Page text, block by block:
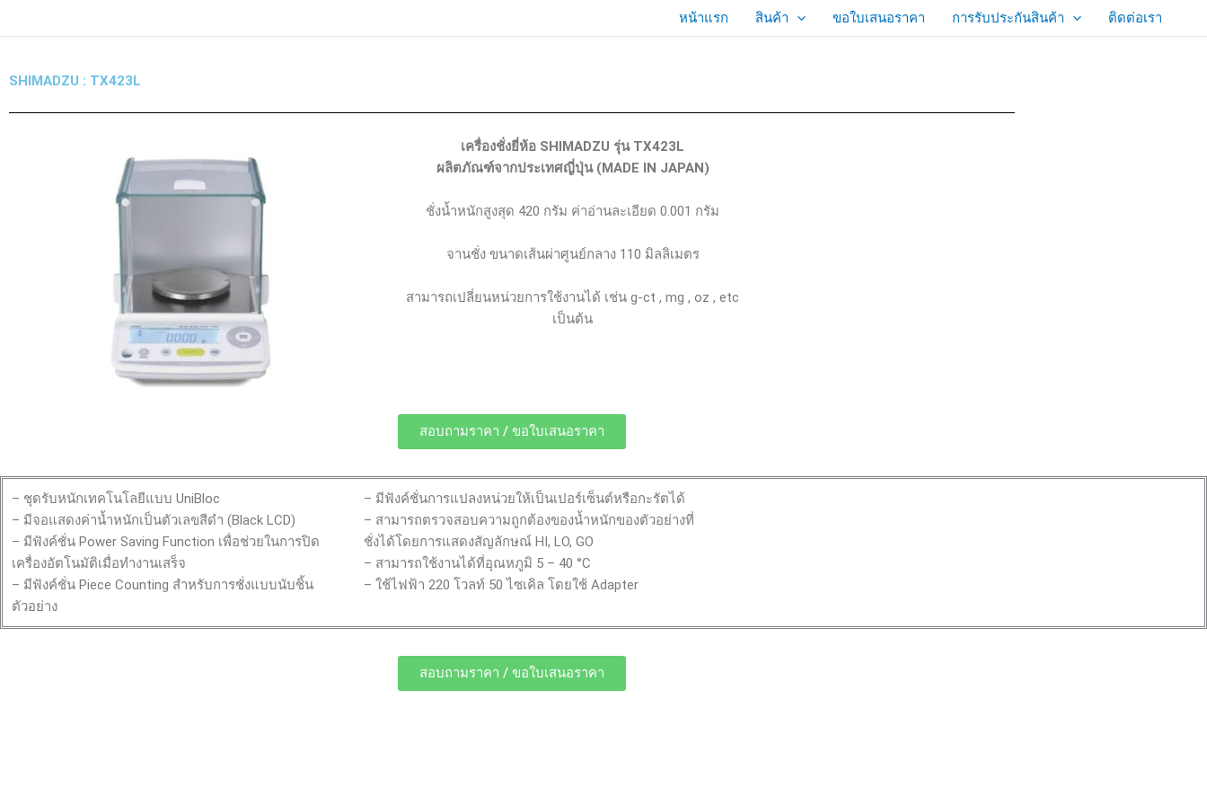
หน้าแรก สินค้า ขอใบเสนอราคา การรับประกันสินค้า ติดต่อเรา
SHIMADZU : TX423L
เครื่องชั่งยี่ห้อ SHIMADZU รุ่น TX423L
ผลิตภัณฑ์จากประเทศญี่ปุ่น (MADE IN JAPAN)
ชั่งน้ำหนักสูงสุด 420 กรัม ค่าอ่านละเอียด 0.001 กรัม
จานชั่ง ขนาดเส้นผ่าศูนย์กลาง 110 มิลลิเมตร
สามารถเปลี่ยนหน่วยการใช้งานได้ เช่น g-ct , mg , oz , etc
เป็นต้น
สอบถามราคา / ขอใบเสนอราคา
– ชุดรับหนักเทคโนโลยีแบบ UniBloc
– มีจอแสดงค่าน้ำหนักเป็นตัวเลขสีดำ (Black LCD)
– มีฟังค์ชั่น Power Saving Function เพื่อช่วยในการปิด
เครื่องอัตโนมัติเมื่อทำงานเสร็จ
– มีฟังค์ชั่น Piece Counting สำหรับการชั่งแบบนับชิ้น
ตัวอย่าง
– มีฟังค์ชั่นการแปลงหน่วยให้เป็นเปอร์เซ็นต์หรือกะรัตได้
– สามารถตรวจสอบความถูกต้องของน้ำหนักของตัวอย่างที่
ชั่งได้โดยการแสดงสัญลักษณ์ HI, LO, GO
– สามารถใช้งานได้ที่อุณหภูมิ 5 – 40 °C
– ใช้ไฟฟ้า 220 โวลท์ 50 ไซเคิล โดยใช้ Adapter
สอบถามราคา / ขอใบเสนอราคา